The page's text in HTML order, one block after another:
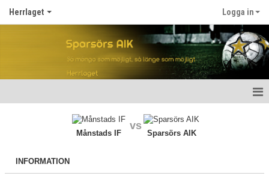
Herrlaget Logga in
Kalender
Månstads IF
vs
Sparsörs AIK
INFORMATION